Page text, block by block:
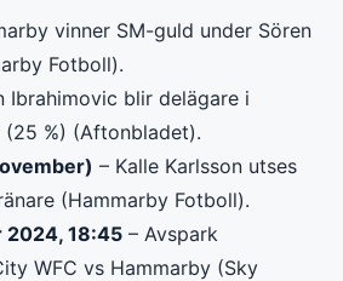
vinner SM-guld under Sören
Fotboll).
Ibrahimovic blir delägare i
(25 %) (Aftonbladet).
– Kalle Karlsson utses
(Hammarby Fotboll).
2024, 18:45 – Avspark
WFC vs Hammarby (Sky